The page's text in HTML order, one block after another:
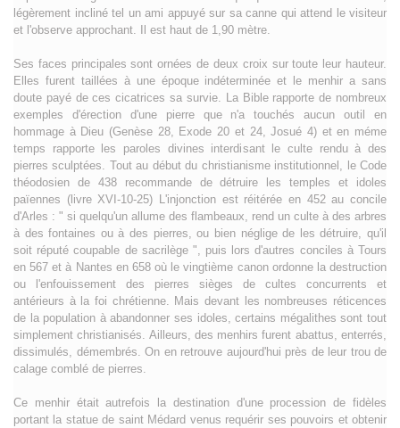
légèrement incliné tel un ami appuyé sur sa canne qui attend le visiteur
et l'observe approchant. Il est haut de 1,90 mètre.
Ses faces principales sont ornées de deux croix sur toute leur hauteur.
Elles furent taillées à une époque indéterminée et le menhir a sans
doute payé de ces cicatrices sa survie. La Bible rapporte de nombreux
exemples d'érection d'une pierre que n'a touchés aucun outil en
hommage à Dieu (Genèse 28, Exode 20 et 24, Josué 4) et en méme
temps rapporte les paroles divines interdisant le culte rendu à des
pierres sculptées. Tout au début du christianisme institutionnel, le Code
théodosien de 438 recommande de détruire les temples et idoles
païennes (livre XVI-10-25) L'injonction est réitérée en 452 au concile
d'Arles : " si quelqu'un allume des flambeaux, rend un culte à des arbres
à des fontaines ou à des pierres, ou bien néglige de les détruire, qu'il
soit réputé coupable de sacrilège ", puis lors d'autres conciles à Tours
en 567 et à Nantes en 658 où le vingtième canon ordonne la destruction
ou l'enfouissement des pierres sièges de cultes concurrents et
antérieurs à la foi chrétienne. Mais devant les nombreuses réticences
de la population à abandonner ses idoles, certains mégalithes sont tout
simplement christianisés. Ailleurs, des menhirs furent abattus, enterrés,
dissimulés, démembrés. On en retrouve aujourd'hui près de leur trou de
calage comblé de pierres.
Ce menhir était autrefois la destination d'une procession de fidèles
portant la statue de saint Médard venus requérir ses pouvoirs et obtenir